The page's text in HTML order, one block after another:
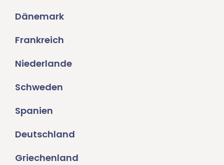
Dänemark
Frankreich
Niederlande
Schweden
Spanien
Deutschland
Griechenland